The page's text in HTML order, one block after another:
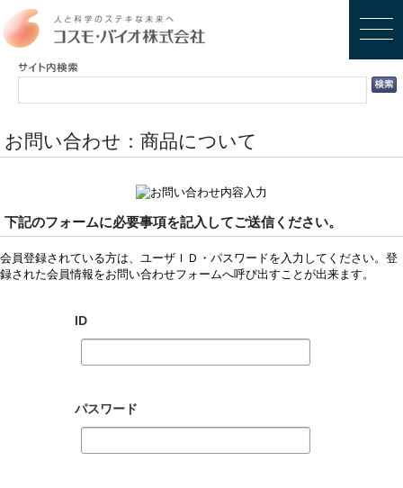
お問い合わせ：商品について
下記のフォームに必要事項を記入してご送信ください。
会員登録されている方は、ユーザＩＤ・パスワードを入力してください。登
録された会員情報をお問い合わせフォームへ呼び出すことが出来ます。
ID
パスワード